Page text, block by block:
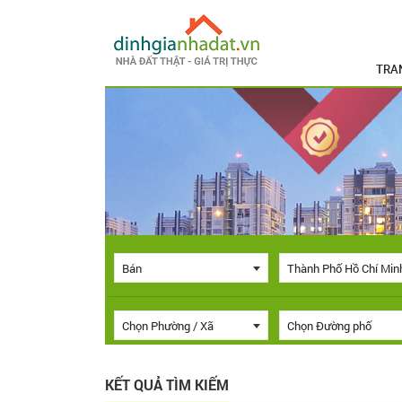
Bán Thành Phố Hồ Chí
Chọn Phường / Xã Chọn Đường phố
KẾT QUẢ TÌM KIẾM